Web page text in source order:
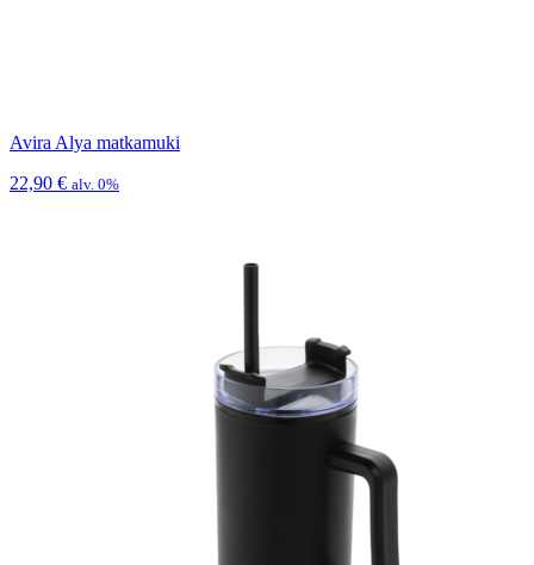
Avira Alya matkamuki
22,90 € alv. 0%